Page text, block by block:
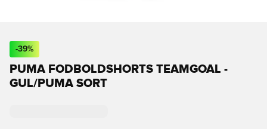
-39%
PUMA FODBOLDSHORTS TEAMGOAL -
GUL/PUMA SORT